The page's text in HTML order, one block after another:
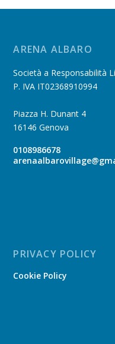
ARENA ALBARO
Società a Responsabilità
P. IVA IT02368910994
Piazza H. Dunant 4
16146 Genova
0108986678
PRIVACY POLICY
Cookie Policy